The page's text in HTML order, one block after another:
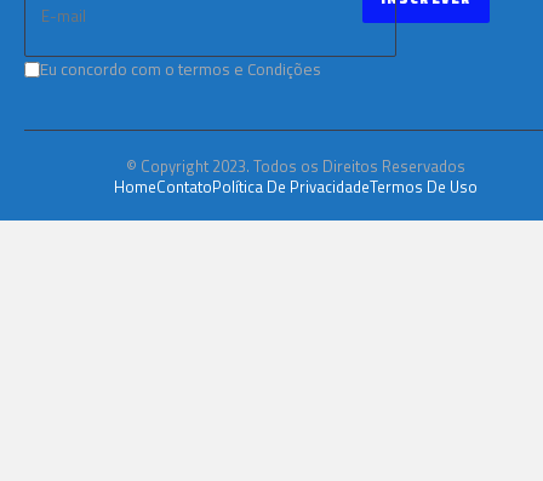
Eu concordo com o termos e Condições
© Copyright 2023. Todos os Direitos Reservados
HomeContatoPolítica De PrivacidadeTermos De Uso